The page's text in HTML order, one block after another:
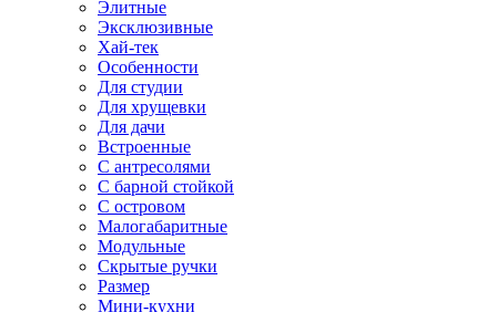
Элитные
Эксклюзивные
Хай-тек
Особенности
Для студии
Для хрущевки
Для дачи
Встроенные
С антресолями
С барной стойкой
С островом
Малогабаритные
Модульные
Скрытые ручки
Размер
Мини-кухни